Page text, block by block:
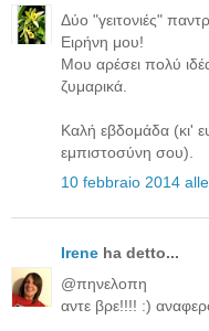
Δύο "γειτονιές"
Ειρήνη μου!
Μου αρέσει πολύ
ζυμαρικά.
Καλή εβδομάδα (κι'
εμπιστοσύνη σου).
10 febbraio 2014
Irene ha detto...
@πηνελοπη
αντε βρε!!!! :)